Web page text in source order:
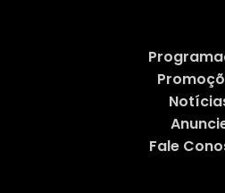
Fale